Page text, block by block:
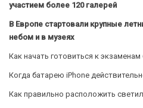
участием более 120 галерей
В Европе стартовали крупные
небом и в музеях
Как начать готовиться к
Когда батарею iPhone
Как правильно расположить